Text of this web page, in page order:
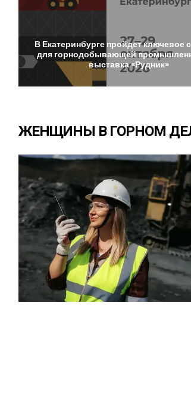
В Екатеринбурге пройдетключевое
для горнодобывающей
выставка«Рудник»
ЖЕНЩИНЫ В ГОРНОМ